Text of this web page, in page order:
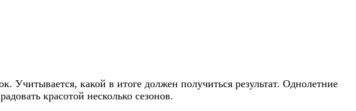
какой в итоге должен получиться результат. Однолетние
красотой несколько сезонов.